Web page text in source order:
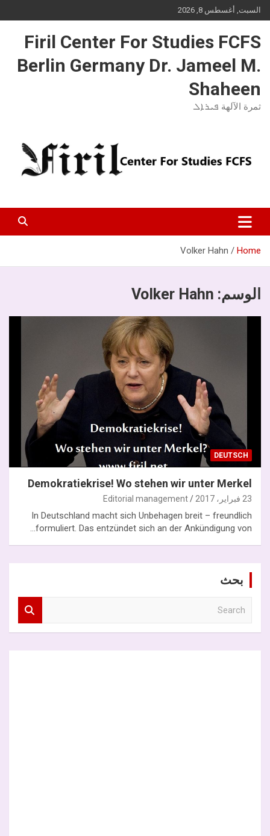
Skip
to
السبت, أغسطس 8, 2026
Firil Center For Studies FCFS
Berlin Germany Dr. Jameel M.
Shaheen
ثمرة الآلهة ܦܝܪܐܠ
Home
Volker Hahn
الوسم: Volker Hahn
DEUTSCH
Demokratiekrise! Wo stehen wir unter Merkel
23 فبراير، 2017 Editorial management
In Deutschland macht sich Unbehagen breit – freundlich
formuliert. Das entzündet sich an der Ankündigung von…
بحث